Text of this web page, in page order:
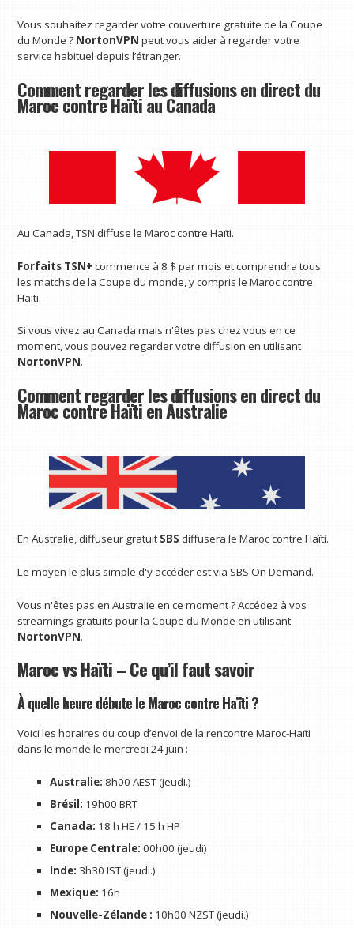
Vous souhaitez regarder votre couverture gratuite de la Coupe
du Monde ? NortonVPN peut vous aider à regarder votre
service habituel depuis l’étranger.
Comment regarder les diffusions en direct du
Maroc contre Haïti au Canada
Au Canada, TSN diffuse le Maroc contre Haïti.
Forfaits TSN+ commence à 8 $ par mois et comprendra tous
les matchs de la Coupe du monde, y compris le Maroc contre
Haïti.
Si vous vivez au Canada mais n'êtes pas chez vous en ce
moment, vous pouvez regarder votre diffusion en utilisant
NortonVPN.
Comment regarder les diffusions en direct du
Maroc contre Haïti en Australie
En Australie, diffuseur gratuit SBS diffusera le Maroc contre Haïti.
Le moyen le plus simple d'y accéder est via SBS On Demand.
Vous n'êtes pas en Australie en ce moment ? Accédez à vos
streamings gratuits pour la Coupe du Monde en utilisant
NortonVPN.
Maroc vs Haïti – Ce qu’il faut savoir
À quelle heure débute le Maroc contre Haïti ?
Voici les horaires du coup d’envoi de la rencontre Maroc-Haïti
dans le monde le mercredi 24 juin :
Australie: 8h00 AEST (jeudi.)
Brésil: 19h00 BRT
Canada: 18 h HE / 15 h HP
Europe Centrale: 00h00 (jeudi)
Inde: 3h30 IST (jeudi.)
Mexique: 16h
Nouvelle-Zélande : 10h00 NZST (jeudi.)